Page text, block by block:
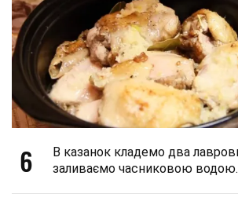
6
В казанок кладемо два
заливаємо часниковою водою.